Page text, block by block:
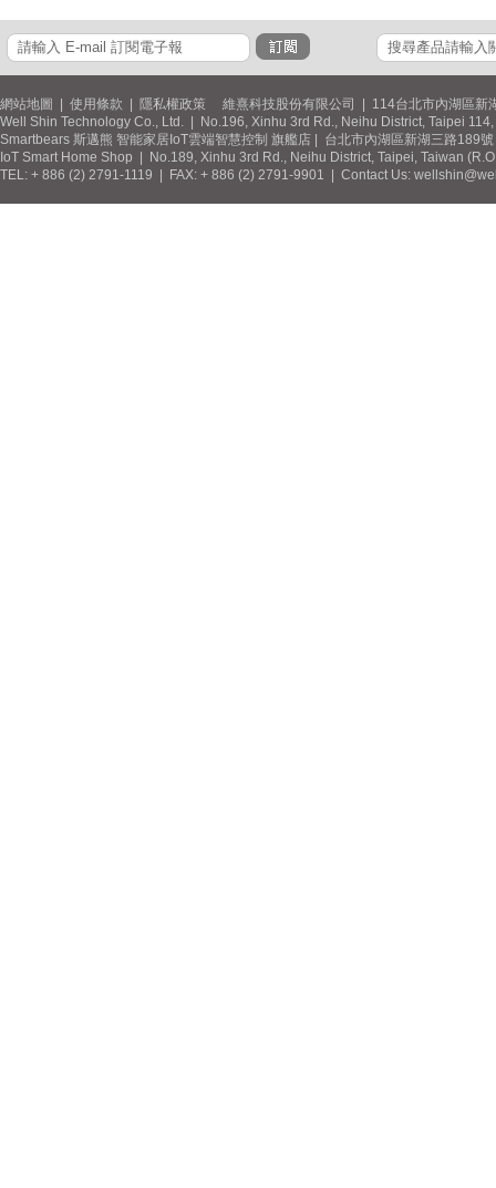
網站地圖 使用條款 隱私權政策 維熹科技股份有限公司 | 114台北市內湖區新
Well Shin Technology Co., Ltd. | No.196, Xinhu 3rd Rd., Neihu District, Taipei
Smartbears 斯邁熊 智能家居IoT雲端智慧控制 旗艦店 | 台北市內湖區新湖三路189
IoT Smart Home Shop | No.189, Xinhu 3rd Rd., Neihu District, Taipei, Taiwan
TEL: + 886 (2) 2791-1119 | FAX: + 886 (2) 2791-9901 | Contact Us: